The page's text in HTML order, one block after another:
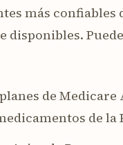
más
disponibles.
de Medicare
de la